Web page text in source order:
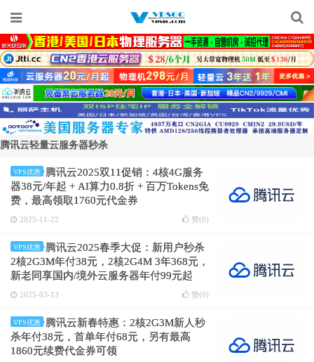
腾讯云轻量云服务器秒杀
VPS优惠
腾讯云2025双11促销：4核4G服务
器38元/年起 + AI算力0.8折 + 百万Tokens免
费，最高领取1760元代金券
2025-11-22 赞(0)
VPS优惠
腾讯云2025春季大促：新用户秒杀
2核2G3M年付38元，2核2G4M 3年368元，
新老同享国内/境外云服务器年付99元起
2025-03-13 赞(0)
VPS优惠
腾讯云新春特惠：2核2G3M新人秒
杀年付38元，首单年付68元，另有最高
1860元续费代金券可领